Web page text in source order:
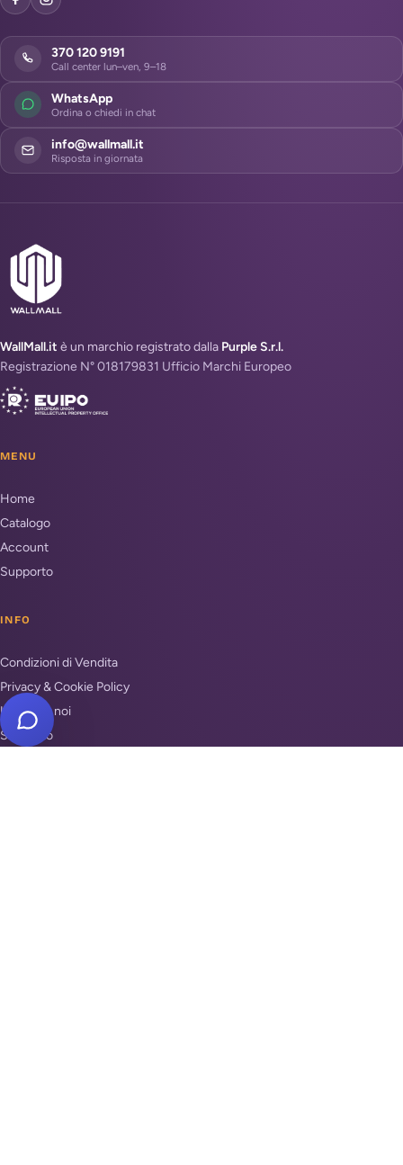
370 120 9191
Call center lun–ven, 9–18
WhatsApp
Ordina o chiedi in chat
info@wallmall.it
Risposta in giornata
WallMall.it è un marchio registrato dalla Purple S.r.l.
Registrazione N° 018179831 Ufficio Marchi Europeo
MENU
Home
Catalogo
Account
Supporto
INFO
Condizioni di Vendita
Privacy & Cookie Policy
Unisciti a noi
Supporto